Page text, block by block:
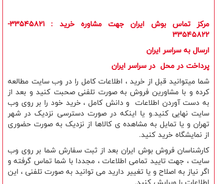
مرکز تماس بوش ایران جهت مشاوره خرید
: 33545821-
33545822
ارسال به سراسر ایران
​پرداخت در محل در سراسر ایران
شما میتوانید قبل از خرید ، اطلاعات کامل را در وب سایت مطالعه
کرده و با مشاورین فروش به صورت تلفنی صحبت کنید و بعد از
به دست آوردن اطلاعات و دانش کامل ، خرید خود را بر روی وب
سایت نهایی کنید.و یا اینکه در صورت دسترسی نزدیک در شهر
تهران و یا تمایل به مشاهده ی کالاها از نزدیک به صورت حضوری
از نمایشگاه خرید کنید.
کارشناسان فروش بوش ایران بعد از ثبت سفارش شما بر روی وب
سایت ، جهت تایید تمامی اطلاعات ، مجددا با شما تماس گرفته و
اگر نیاز به اصلاح و یا تغییر دارید می توانید به صورت تلفنی ، این